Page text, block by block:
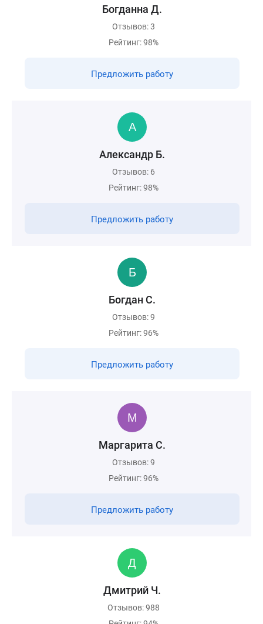
Богданна Д.
Отзывов: 3
Рейтинг: 98%
Предложить работу
Александр Б.
Отзывов: 6
Рейтинг: 98%
Предложить работу
Богдан С.
Отзывов: 9
Рейтинг: 96%
Предложить работу
Маргарита С.
Отзывов: 9
Рейтинг: 96%
Предложить работу
Дмитрий Ч.
Отзывов: 988